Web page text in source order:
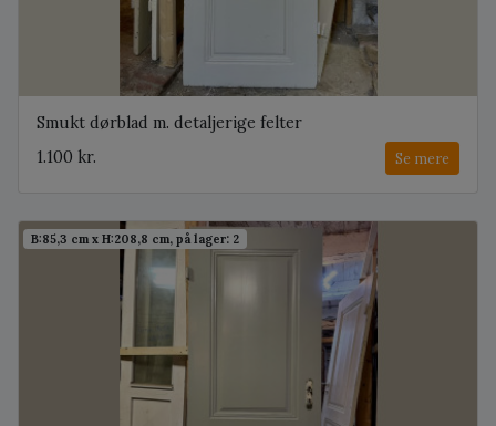
Smukt dørblad m. detaljerige felter
1.100 kr.
Se mere
B:85,3 cm x H:208,8 cm, på lager: 2